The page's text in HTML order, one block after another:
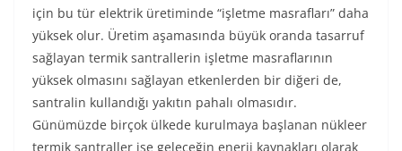
için bu tür elektrik üretiminde “işletme masrafları” daha
yüksek olur. Üretim aşamasında büyük oranda tasarruf
sağlayan termik santrallerin işletme masraflarının
yüksek olmasını sağlayan etkenlerden bir diğeri de,
santralin kullandığı yakıtın pahalı olmasıdır.
Günümüzde birçok ülkede kurulmaya başlanan nükleer
termik santraller ise geleceğin enerji kaynakları olarak